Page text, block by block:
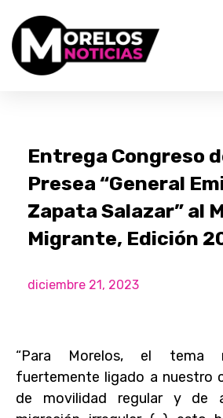
Entrega Congreso
Presea “General
Zapata Salazar” al
Migrante, Edición
diciembre 21, 2023
“Para Morelos, el tema
fuertemente ligado a nuestro
de movilidad regular y de